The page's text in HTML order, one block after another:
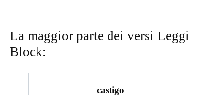
La maggior parte dei versi Leggi
Block:
castigo